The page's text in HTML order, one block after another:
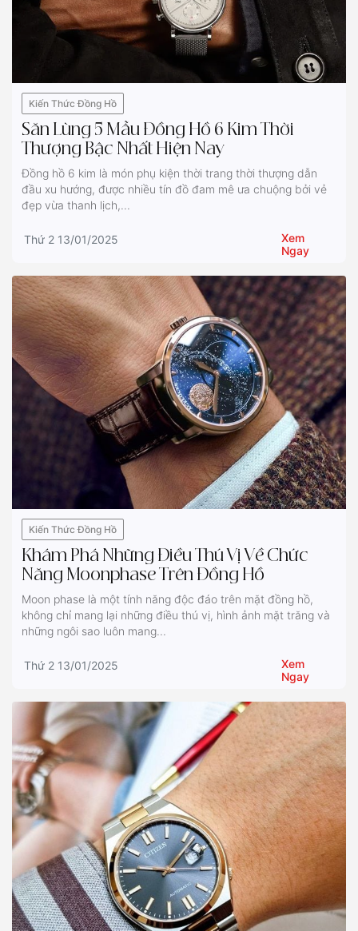
Kiến Thức Đồng Hồ
Săn Lùng 5 Mẫu Đồng Hồ 6 Kim Thời
Thượng Bậc Nhất Hiện Nay
Đồng hồ 6 kim là món phụ kiện thời trang thời thượng dẫn
đầu xu hướng, được nhiều tín đồ đam mê ưa chuộng bởi vẻ
đẹp vừa thanh lịch,...
Thứ 2 13/01/2025
Xem
Ngay
Kiến Thức Đồng Hồ
Khám Phá Những Điều Thú Vị Về Chức
Năng Moonphase Trên Đồng Hồ
Moon phase là một tính năng độc đáo trên mặt đồng hồ,
không chỉ mang lại những điều thú vị, hình ảnh mặt trăng và
những ngôi sao luôn mang...
Thứ 2 13/01/2025
Xem
Ngay